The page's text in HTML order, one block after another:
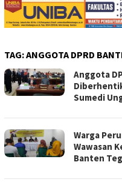
TAG:ANGGOTA DPRD
Anggota
Sumedi
Warga
Wawasan
Banten